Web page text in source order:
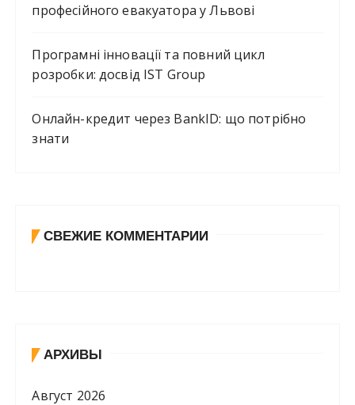
професійного евакуатора у Львові
Програмні інновації та повний цикл
розробки: досвід IST Group
Онлайн-кредит через BankID: що потрібно
знати
СВЕЖИЕ КОММЕНТАРИИ
АРХИВЫ
Август 2026